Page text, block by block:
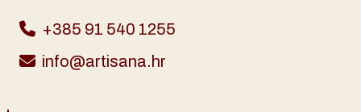
+385 91 540 1255
info@artisana.hr